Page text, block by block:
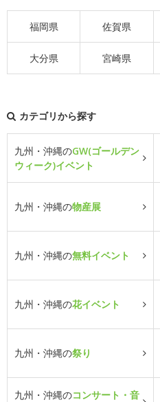
福岡県 佐賀県
大分県 宮崎県
カテゴリから探す
九州・沖縄のGW(ゴールデン
ウィーク)イベント
九州・沖縄の物産展
九州・沖縄の無料イベント
九州・沖縄の花イベント
九州・沖縄の祭り
九州・沖縄のコンサート・音